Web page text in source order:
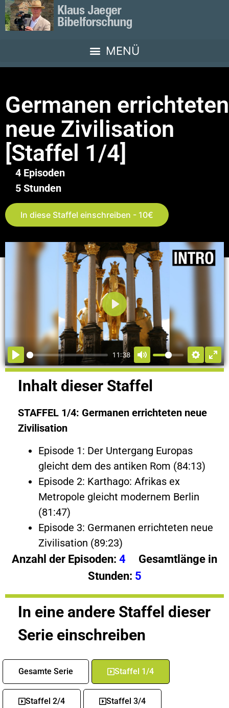
Germanen errichteten
neue Zivilisation
[Staffel 1/4]
4 Episoden
5 Stunden
In diese Staffel einschreiben - 10€
11:38
Abspielen
Inhalt dieser Staffel
STAFFEL 1/4: Germanen errichteten neue
Zivilisation
Episode 1: Der Untergang Europas
gleicht dem des antiken Rom (84:13)
Episode 2: Karthago: Afrikas ex
Metropole gleicht modernem Berlin
(81:47)
Episode 3: Germanen errichteten neue
Zivilisation (89:23)
Anzahl der Episoden: 4 Gesamtlänge in
Stunden: 5
In eine andere Staffel dieser
Serie einschreiben
Gesamte Serie Staffel 1/4
Staffel 2/4 Staffel 3/4